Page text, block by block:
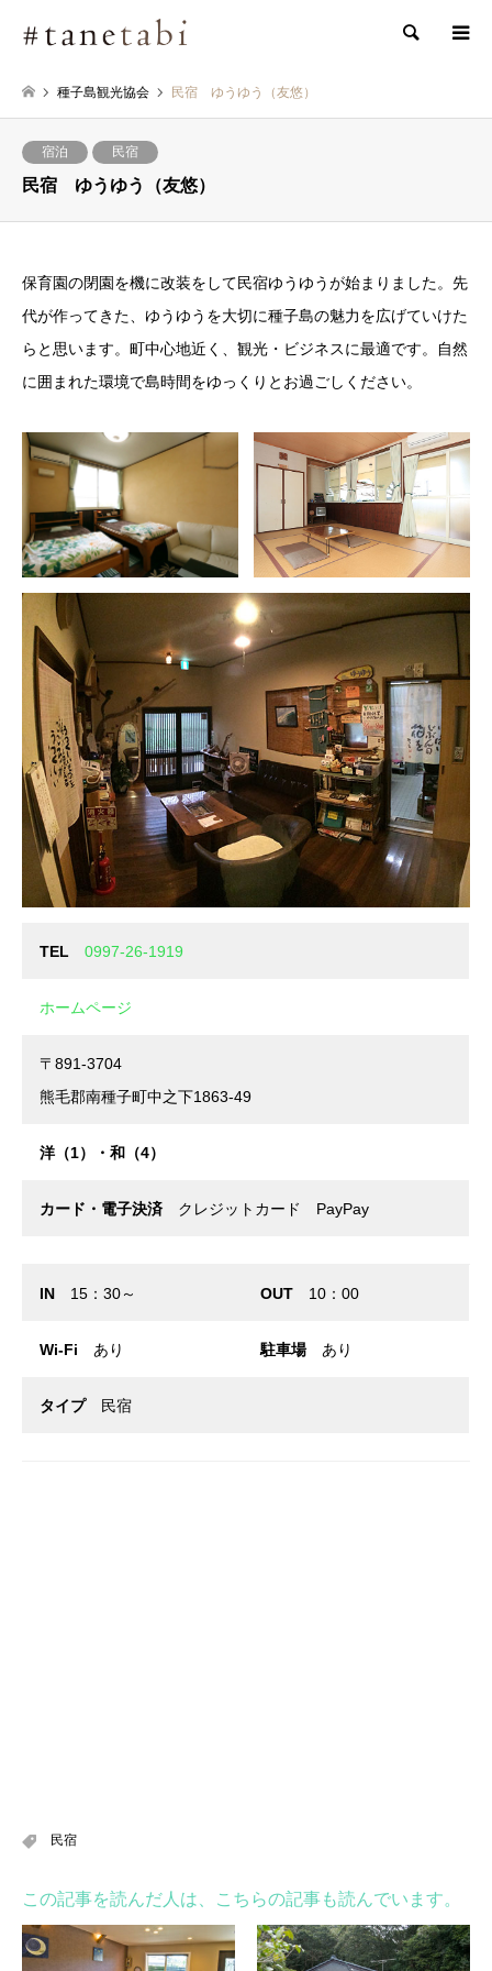
検索
種子島観光協会 民宿 ゆうゆう（友悠）
宿泊 民宿
民宿 ゆうゆう（友悠）
保育園の閉園を機に改装をして民宿ゆうゆうが始まりました。先
代が作ってきた、ゆうゆうを大切に種子島の魅力を広げていけた
らと思います。町中心地近く、観光・ビジネスに最適です。自然
に囲まれた環境で島時間をゆっくりとお過ごしください。
TEL 0997-26-1919
ホームページ
〒891-3704
熊毛郡南種子町中之下1863-49
洋（1）・和（4）
カード・電子決済 クレジットカード PayPay
IN 15：30～ OUT 10：00
Wi-Fi あり 駐車場あり
タイプ 民宿
民宿
この記事を読んだ人は、こちらの記事も読んでいます。